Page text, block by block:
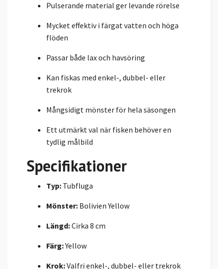
Pulserande material ger levande rörelse
Mycket effektiv i färgat vatten och höga
flöden
Passar både lax och havsöring
Kan fiskas med enkel-, dubbel- eller
trekrok
Mångsidigt mönster för hela säsongen
Ett utmärkt val när fisken behöver en
tydlig målbild
Specifikationer
Typ: Tubfluga
Mönster: Bolivien Yellow
Längd:Cirka 8 cm
Färg:Yellow
Krok:Valfri enkel-, dubbel- eller trekrok